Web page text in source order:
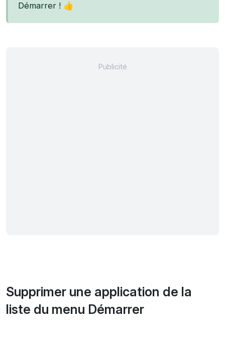
Démarrer ! 👍
Supprimer une application de la
liste du menu Démarrer